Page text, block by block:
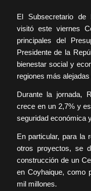
El Subsecretario de
visitó este viernes
principales del
Presidente de la
bienestar social y
regiones más
Durante la jornada,
crece en un 2,7% y
seguridad económica
En particular, para la
otros proyectos, se
construcción de un
en Coyhaique, como
mil millones.